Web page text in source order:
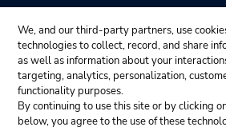
We, and our third-party partners, use
technologies to collect, record, and share
as well as information about your
targeting, analytics, personalization,
functionality purposes.
By continuing to use this site or by clicking
below, you agree to the use of these